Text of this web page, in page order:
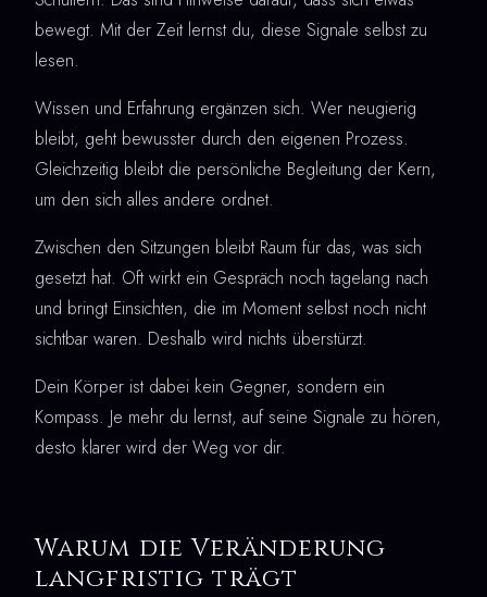
bewegt. Mit der Zeit lernst du, diese Signale selbst zu
lesen.
Wissen und Erfahrung ergänzen sich. Wer neugierig
bleibt, geht bewusster durch den eigenen Prozess.
Gleichzeitig bleibt die persönliche Begleitung der Kern,
um den sich alles andere ordnet.
Zwischen den Sitzungen bleibt Raum für das, was sich
gesetzt hat. Oft wirkt ein Gespräch noch tagelang nach
und bringt Einsichten, die im Moment selbst noch nicht
sichtbar waren. Deshalb wird nichts überstürzt.
Dein Körper ist dabei kein Gegner, sondern ein
Kompass. Je mehr du lernst, auf seine Signale zu hören,
desto klarer wird der Weg vor dir.
Warum die Veränderung
langfristig trägt